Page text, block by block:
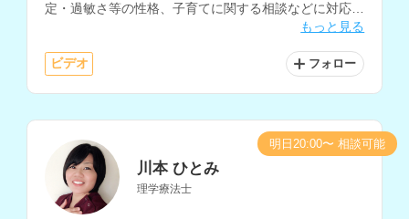
定・過敏さ等の性格、子育てに関する相談などに対応さ
もっと見る
ビデオ フォロー
川本 ひとみ
理学療法士
明日20:00〜 相談可能